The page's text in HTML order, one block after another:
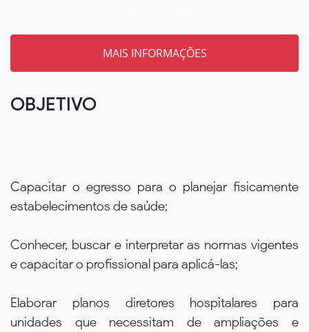
OBJETIVO
Capacitar o egresso para o planejar fisicamente
estabelecimentos de saúde;
Conhecer, buscar e interpretar as normas vigentes
e capacitar o profissional para aplicá-las;
Elaborar planos diretores hospitalares para
unidades que necessitam de ampliações e